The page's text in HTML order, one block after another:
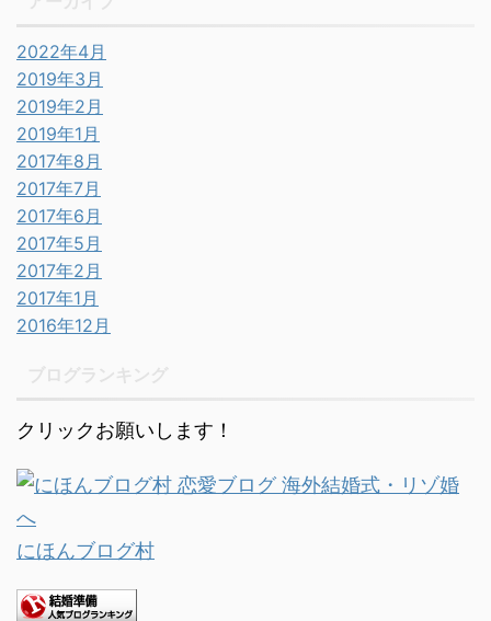
2022年4月
2019年3月
2019年2月
2019年1月
2017年8月
2017年7月
2017年6月
2017年5月
2017年2月
2017年1月
2016年12月
クリックお願いします！
にほんブログ村